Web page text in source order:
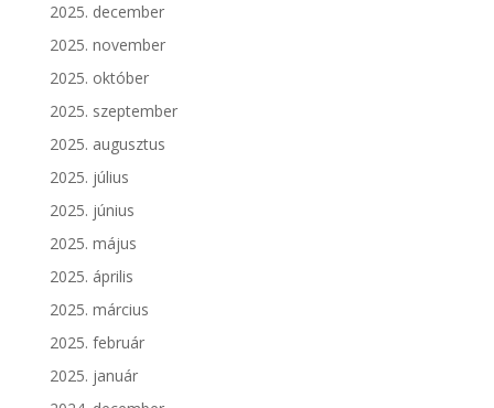
2025. december
2025. november
2025. október
2025. szeptember
2025. augusztus
2025. július
2025. június
2025. május
2025. április
2025. március
2025. február
2025. január